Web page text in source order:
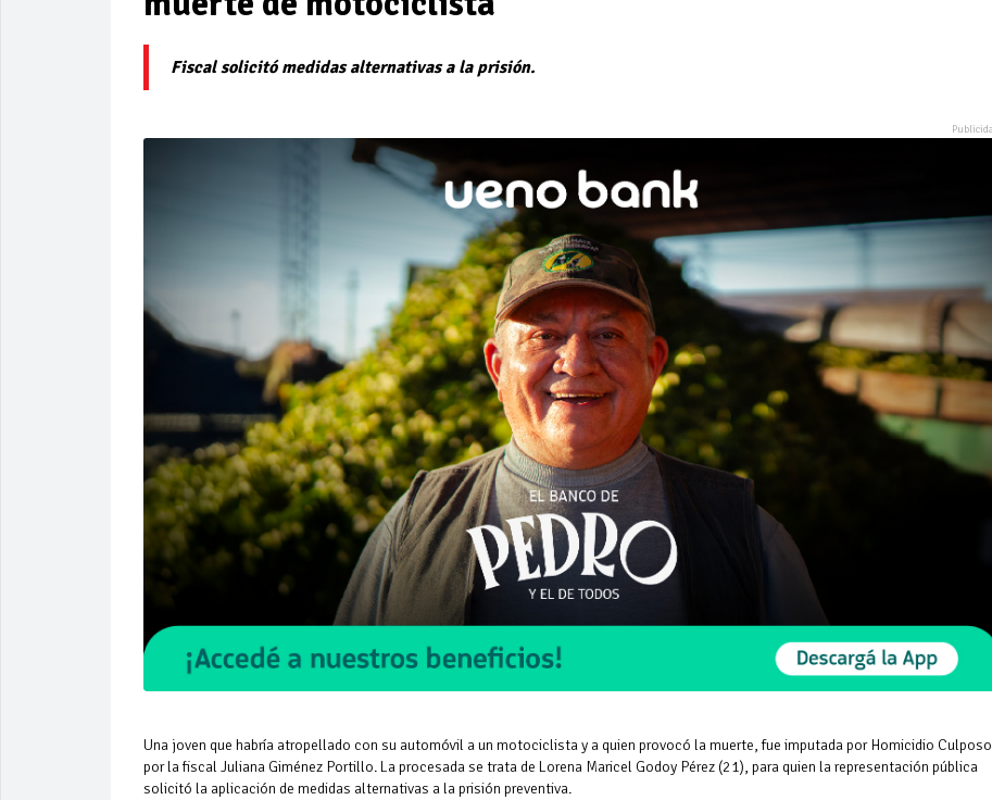
Fiscal solicitó medidas alternativas a la prisión.
Una joven que habría atropellado con su automóvil a un motociclista y a quien provocó la muerte, fue imputada por Homicidio Culposo
por la fiscal Juliana Giménez Portillo. La procesada se trata de Lorena Maricel Godoy Pérez (21), para quien la representación pública
solicitó la aplicación de medidas alternativas a la prisión preventiva.